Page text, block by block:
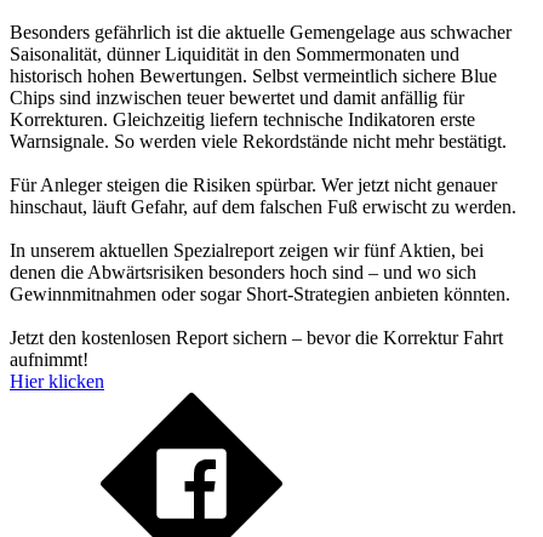
Besonders gefährlich ist die aktuelle Gemengelage aus schwacher
Saisonalität, dünner Liquidität in den Sommermonaten und
historisch hohen Bewertungen. Selbst vermeintlich sichere Blue
Chips sind inzwischen teuer bewertet und damit anfällig für
Korrekturen. Gleichzeitig liefern technische Indikatoren erste
Warnsignale. So werden viele Rekordstände nicht mehr bestätigt.
Für Anleger steigen die Risiken spürbar. Wer jetzt nicht genauer
hinschaut, läuft Gefahr, auf dem falschen Fuß erwischt zu werden.
In unserem aktuellen Spezialreport zeigen wir fünf Aktien, bei
denen die Abwärtsrisiken besonders hoch sind – und wo sich
Gewinnmitnahmen oder sogar Short-Strategien anbieten könnten.
Jetzt den kostenlosen Report sichern – bevor die Korrektur Fahrt
aufnimmt!
Hier klicken